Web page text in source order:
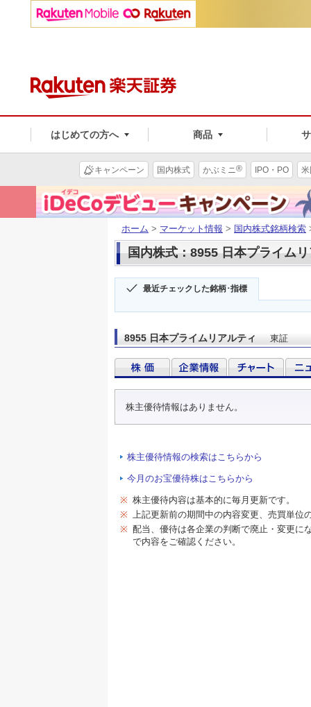
はじめての方へ 商品
キャンペーン 国内株式 かぶミニ® IPO・PO
ホーム > マーケット情報 > 国内株式銘柄検索
国内株式：8955 日本プライム
最近チェックした銘柄･指標
8955 日本プライムリアルティ 東証
株主優待情報はありません。
株主優待情報の検索はこちらから
今月のお宝優待株はこちらから
※ 株主優待内容は基本的に毎月更新です。
※ 上記更新前の期間中の内容変更、売買単位
※ 配当、優待は各企業の判断で廃止・変更に
で内容をご確認ください。